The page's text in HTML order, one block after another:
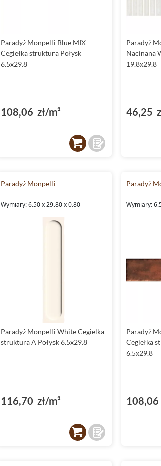
Paradyż Monpelli Blue MIX
Cegiełka struktura Połysk
6.5x29.8
108,06 zł/m²
Paradyż
Nacinana
19.8x29.8
46,25
Paradyż Monpelli
Wymiary: 6.50 x 29.80 x 0.80
Paradyż Monpelli White Cegielka
struktura A Połysk 6.5x29.8
116,70 zł/m²
Paradyż
Wymiary:
Paradyż
Cegiełka
6.5x29.8
108,06